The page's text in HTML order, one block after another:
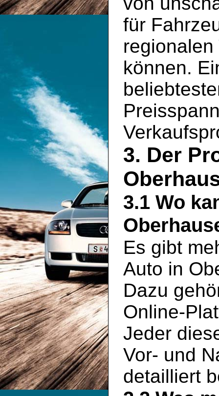
für
können.
3. Der
3.1 Wo
Es gibt
Auto in
Dazu
Online-
Jeder
Vor- und
detailliert